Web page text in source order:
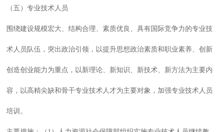
（五）专业技术人员
围绕建设规模宏大、结构合理、素质优良、具有国际竞争力的专业技
术人员队伍，突出政治引领，以提升思想政治素质和职业素养、创新
创造创业能力为重点，以新理论、新知识、新技术、新方法为主要内
容，以高精尖缺和骨干专业技术人才为主要对象，加强专业技术人员
培训。